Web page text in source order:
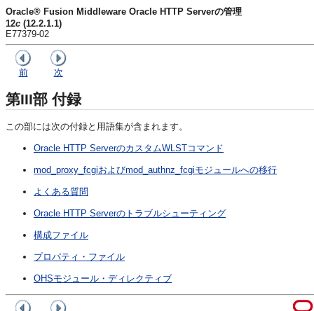
Oracle® Fusion Middleware Oracle HTTP Serverの管理
12c (12.2.1.1)
E77379-02
前 次
第III部付録
この部には次の付録と用語集が含まれます。
Oracle HTTP ServerのカスタムWLSTコマンド
mod_proxy_fcgiおよびmod_authnz_fcgiモジュールへの移行
よくある質問
Oracle HTTP Serverのトラブルシューティング
構成ファイル
プロパティ・ファイル
OHSモジュール・ディレクティブ